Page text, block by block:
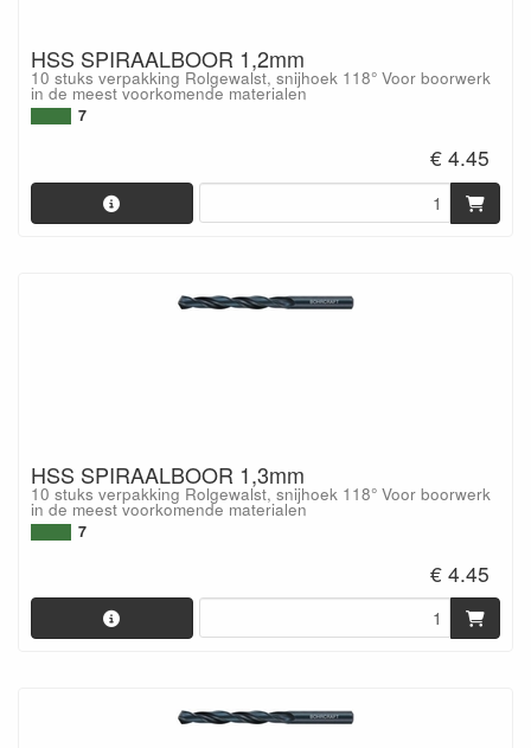
HSS SPIRAALBOOR 1,2mm
10 stuks verpakking Rolgewalst, snijhoek 118° Voor boorwerk
in de meest voorkomende materialen
7
€ 4.45
HSS SPIRAALBOOR 1,3mm
10 stuks verpakking Rolgewalst, snijhoek 118° Voor boorwerk
in de meest voorkomende materialen
7
€ 4.45